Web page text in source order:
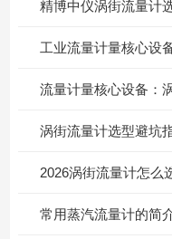
工业流量计量核心设
流量计量核心设备：
涡街流量计选型避坑
2026涡街流量计怎么
常用蒸汽流量计的简